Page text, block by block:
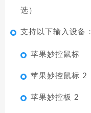
选）
支持以下输入设备：
苹果妙控鼠标
苹果妙控鼠标 2
苹果妙控板 2